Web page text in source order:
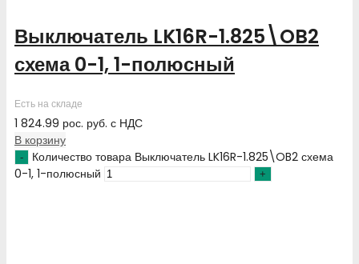
Выключатель LK16R-1.825\OB2
схема 0-1, 1-полюсный
Есть на складе
1 824.99 рос. руб. с НДС
В корзину
Количество товара Выключатель LK16R-1.825\OB2 схема
0-1, 1-полюсный